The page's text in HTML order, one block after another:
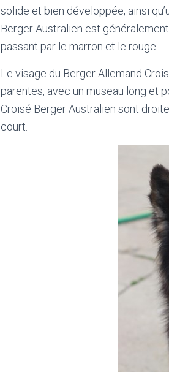
solide et bien développée, ainsi
Berger Australien est
passant par le marron et le rouge.
Le visage du Berger Allemand
parentes, avec un museau long et
Croisé Berger Australien sont
court.